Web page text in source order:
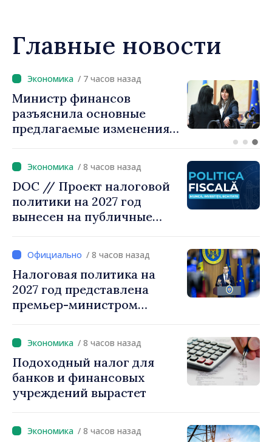
большее число инвестиций
и возможностей для
Главные новости
/ 7 часов назад
Премьер-министр Василе
Тофан провёл телефонный
разговор с болгарским
Радевым
/ 8 часов назад
DOC // Проект налоговой
политики на 2027 год
вынесен на публичные
/ 8 часов назад
Налоговая политика на
2027 год представлена
премьер-министром
снижение налоговой
нагрузки на труд,
стимулирование
инвестиций и более
справедливое
/ 8 часов назад
Подоходный налог для
банков и финансовых
учреждений вырастет
/ 8 часов назад